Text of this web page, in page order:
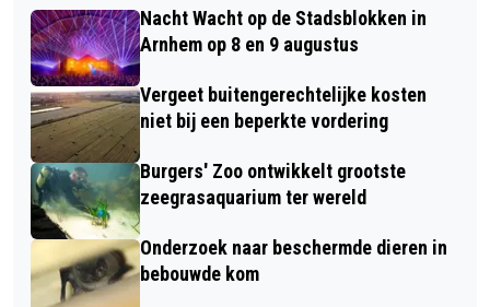
Nacht Wacht op de Stadsblokken in
Arnhem op 8 en 9 augustus
Vergeet buitengerechtelijke kosten
niet bij een beperkte vordering
Burgers' Zoo ontwikkelt grootste
zeegrasaquarium ter wereld
Onderzoek naar beschermde dieren in
bebouwde kom